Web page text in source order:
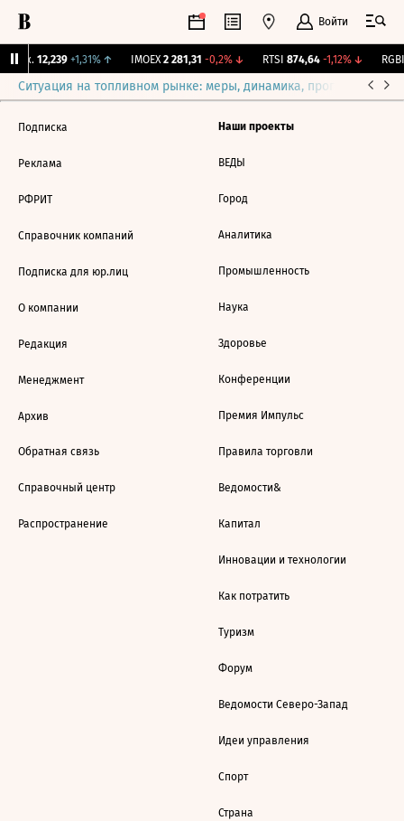
Войти
Бирж. 12,239 +1,31%↑ IMOEX 2 281,31 -0,2%↓ RTSI 874,64 -1,12%↓ RGBI
Ситуация на топливном рынке: меры, динамика, прогнозы
Подписка
Реклама
РФРИТ
Справочник компаний
Подписка для юр.лиц
О компании
Редакция
Менеджмент
Архив
Обратная связь
Справочный центр
Распространение
Наши проекты
ВЕДЫ
Город
Аналитика
Промышленность
Наука
Здоровье
Конференции
Премия Импульс
Правила торговли
Ведомости&
Капитал
Инновации и технологии
Как потратить
Туризм
Форум
Ведомости Северо-Запад
Идеи управления
Спорт
Страна